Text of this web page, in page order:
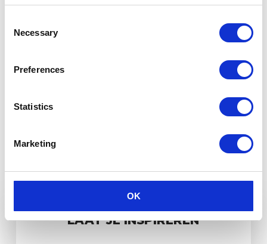
Selection
Necessary
Preferences
Statistics
Marketing
OK
LAAT JE INSPIREREN